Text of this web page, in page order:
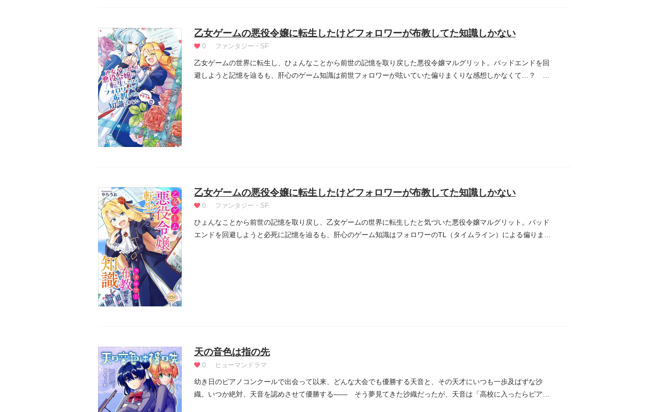
乙女ゲームの悪役令嬢に転生したけどフォロワーが布教してた知識しかない
0 ファンタジー・SF
乙女ゲームの世界に転生し、ひょんなことから前世の記憶を取り戻した悪役令嬢マルグリット。バッドエンドを回
避しようと記憶を辿るも、肝心のゲーム知識は前世フォロワーが呟いていた偏りまくりな感想しかなくて…？ 癖
乙女ゲームの悪役令嬢に転生したけどフォロワーが布教してた知識しかない
0 ファンタジー・SF
ひょんなことから前世の記憶を取り戻し、乙女ゲームの世界に転生したと気づいた悪役令嬢マルグリット。バッド
エンドを回避しようと必死に記憶を辿るも、肝心のゲーム知識はフォロワーのTL（タイムライン）による偏りまく
天の音色は指の先
0 ヒューマンドラマ
幼き日のピアノコンクールで出会って以来、どんな大会でも優勝する天音と、その天才にいつも一歩及ばずな沙
織。いつか絶対、天音を認めさせて優勝する―― そう夢見てきた沙織だったが、天音は「高校に入ったらピアノ